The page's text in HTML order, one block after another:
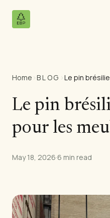
Produits
Tous les Produits
Contreplaqué de Pin
Panneaux Bois Massif
Bois Scié
Moulures
Panneaux de Teck
Home ›BLOG ›Le pin
Le pin
pour les
May 18, 2026·6 min read